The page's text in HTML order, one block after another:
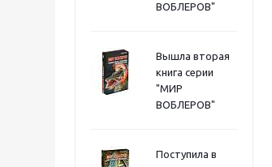
ВОБЛЕРОВ"
Вышла вторая
книга серии
"МИР
ВОБЛЕРОВ"
Поступила в